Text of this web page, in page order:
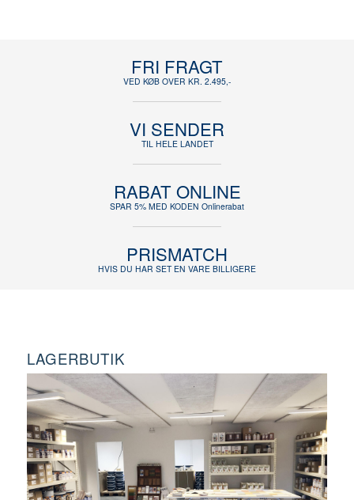
FRI FRAGT
VED KØB OVER KR. 2.495,-
VI SENDER
TIL HELE LANDET
RABAT ONLINE
SPAR 5% MED KODEN Onlinerabat
PRISMATCH
HVIS DU HAR SET EN VARE BILLIGERE
LAGERBUTIK